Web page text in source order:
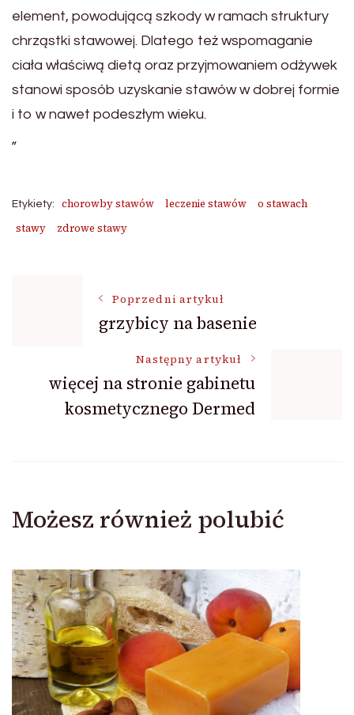
element, powodującą szkody w ramach struktury
chrząstki stawowej. Dlatego też wspomaganie
ciała właściwą dietą oraz przyjmowaniem odżywek
stanowi sposób uzyskanie stawów w dobrej formie
i to w nawet podeszłym wieku.
„
Etykiety: chorowby stawów leczenie stawów
o stawach
stawy
zdrowe stawy
NawigacjaPoprzedni artykuł
grzybicy na basenie
Następny artykuł
więcej na stronie gabinetu
kosmetycznego Dermed
Możesz również polubić